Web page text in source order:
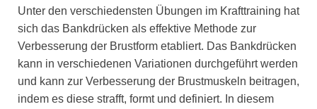
Unter den verschiedensten Übungen im Krafttraining hat
sich das Bankdrücken als effektive Methode zur
Verbesserung der Brustform etabliert. Das Bankdrücken
kann in verschiedenen Variationen durchgeführt werden
und kann zur Verbesserung der Brustmuskeln beitragen,
indem es diese strafft, formt und definiert. In diesem